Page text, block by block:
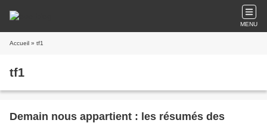
MENU
Accueil » tf1
tf1
Demain nous appartient : les résumés des